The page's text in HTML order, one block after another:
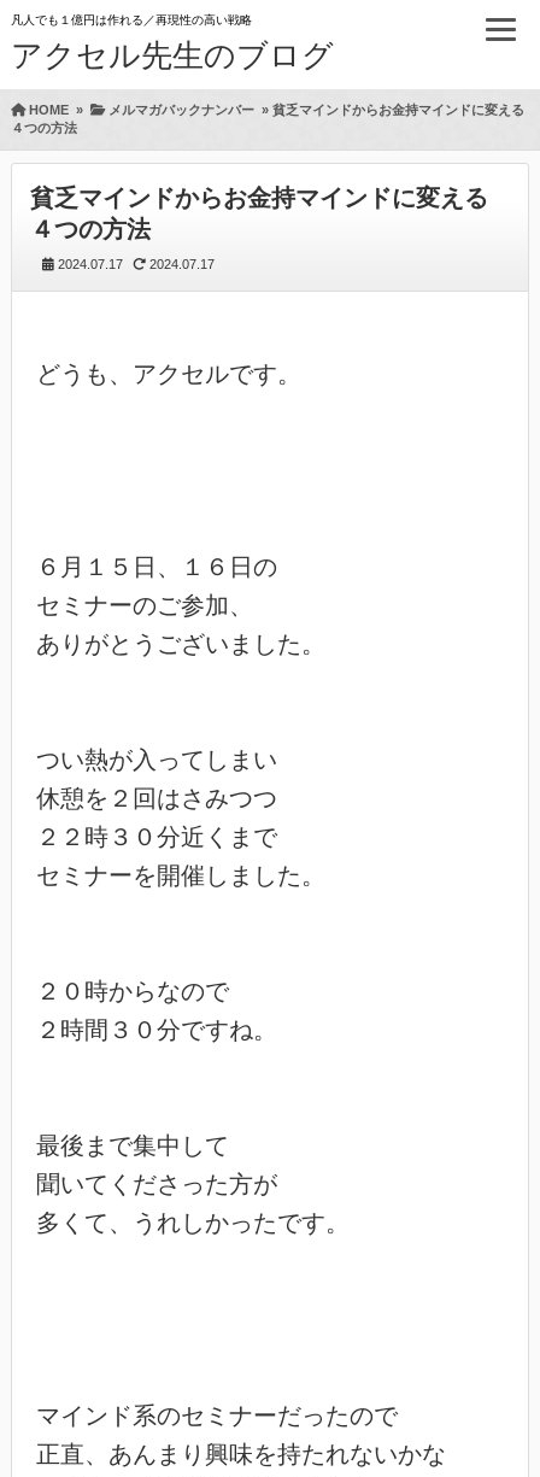
凡人でも１億円は作れる／再現性の高い戦略
アクセル先生のブログ
HOME» メルマガバックナンバー» 貧乏マインドからお金持マインドに変える
４つの方法
貧乏マインドからお金持マインドに変える
４つの方法
2024.07.17 2024.07.17
どうも、アクセルです。
６月１５日、１６日の
セミナーのご参加、
ありがとうございました。
つい熱が入ってしまい
休憩を２回はさみつつ
２２時３０分近くまで
セミナーを開催しました。
２０時からなので
２時間３０分ですね。
最後まで集中して
聞いてくださった方が
多くて、うれしかったです。
マインド系のセミナーだったので
正直、あんまり興味を持たれないかな